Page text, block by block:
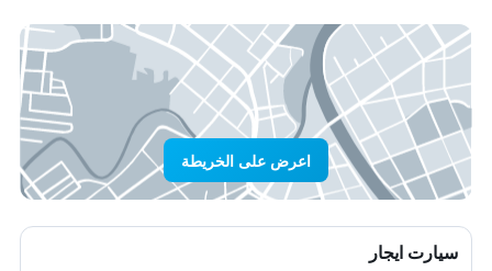
اعرض على الخريطة
سيارت ايجار